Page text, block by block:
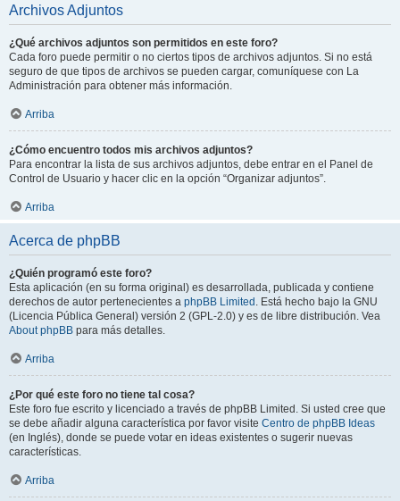
Archivos Adjuntos
¿Qué archivos adjuntos son permitidos en este foro?
Cada foro puede permitir o no ciertos tipos de archivos adjuntos. Si no está
seguro de que tipos de archivos se pueden cargar, comuníquese con La
Administración para obtener más información.
Arriba
¿Cómo encuentro todos mis archivos adjuntos?
Para encontrar la lista de sus archivos adjuntos, debe entrar en el Panel de
Control de Usuario y hacer clic en la opción “Organizar adjuntos”.
Arriba
Acerca de phpBB
¿Quién programó este foro?
Esta aplicación (en su forma original) es desarrollada, publicada y contiene
derechos de autor pertenecientes a phpBB Limited . Está hecho bajo la GNU
(Licencia Pública General) versión 2 (GPL-2.0) y es de libre distribución. Vea
About phpBB para más detalles.
Arriba
¿Por qué este foro no tiene tal cosa?
Este foro fue escrito y licenciado a través de phpBB Limited. Si usted cree que
se debe añadir alguna característica por favor visite Centro de phpBB Ideas
(en Inglés), donde se puede votar en ideas existentes o sugerir nuevas
características.
Arriba